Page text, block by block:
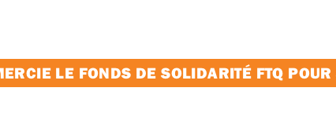
LE FONDS DE SOLIDARITÉ FTQ